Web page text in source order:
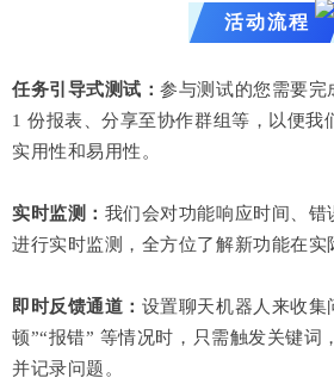
活动流程
任务引导式测试：参与测试的您需要完
1 份报表、分享至协作群组等，以便我
实用性和易用性。
实时监测： 我们会对功能响应时间、错
进行实时监测，全方位了解新功能在实
即时反馈通道： 设置聊天机器人来收集
顿”“报错” 等情况时，只需触发关键词
并记录问题。